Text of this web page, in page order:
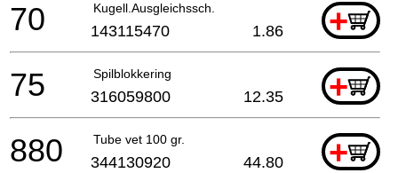
Kugell.Ausgleichssch. +
70 143115470 1.86
Spilblokkering +
75 316059800 12.35
Tube vet 100 gr. +
880 344130920 44.80